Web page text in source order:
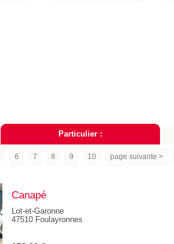
Particulier :
6 7 8 9 10 page suivante >
Canapé
Lot-et-Garonne
47510 Foulayronnes